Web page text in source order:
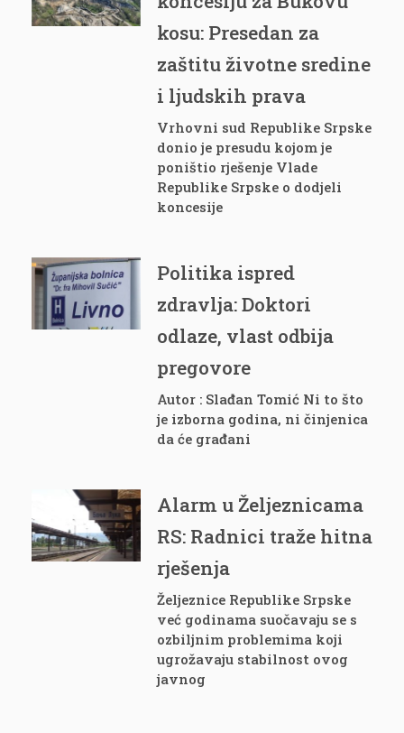
kosu: Presedan za
zaštitu životne sredine
i ljudskih prava
Vrhovni sud Republike Srpske
donio je presudu kojom je
poništio rješenje Vlade
Republike Srpske o dodjeli
koncesije
Politika ispred
zdravlja: Doktori
odlaze, vlast odbija
pregovore
Autor : Slađan Tomić Ni to što
je izborna godina, ni činjenica
da će građani
Alarm u Željeznicama
RS: Radnici traže hitna
rješenja
Željeznice Republike Srpske
već godinama suočavaju se s
ozbiljnim problemima koji
ugrožavaju stabilnost ovog
javnog